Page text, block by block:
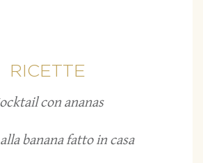
RICETTE
con ananas
banana fatto in casa